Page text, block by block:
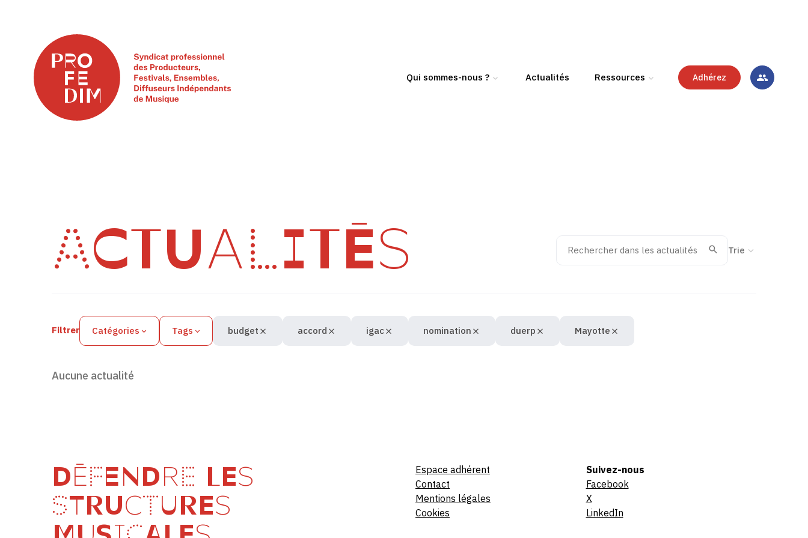
Qui sommes-nous ? Actualités Ressources Adhérez
ACTUALITÉS
Filtres des actualités
Recherche
ValiderTrier la recherche
Filtrer Catégories Tags budget accord igac nomination duerp Mayotte
Aucune actualité
DÉFENDRE LES
STRUCTURES
Espace adhérent
Contact
Mentions légales
Cookies
Suivez-nous
Facebook
X
LinkedIn